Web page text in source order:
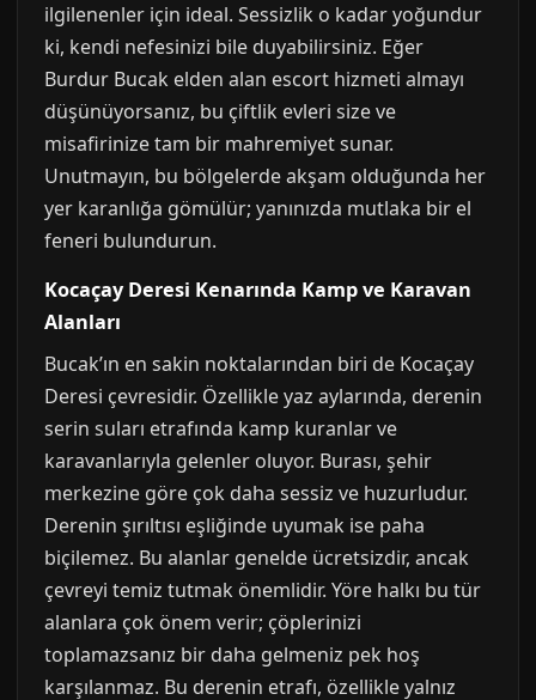
ilgilenenler için ideal. Sessizlik o kadar yoğundur
ki, kendi nefesinizi bile duyabilirsiniz. Eğer
Burdur Bucak elden alan escort hizmeti almayı
düşünüyorsanız, bu çiftlik evleri size ve
misafirinize tam bir mahremiyet sunar.
Unutmayın, bu bölgelerde akşam olduğunda her
yer karanlığa gömülür; yanınızda mutlaka bir el
feneri bulundurun.
Kocaçay Deresi Kenarında Kamp ve Karavan
Alanları
Bucak’ın en sakin noktalarından biri de Kocaçay
Deresi çevresidir. Özellikle yaz aylarında, derenin
serin suları etrafında kamp kuranlar ve
karavanlarıyla gelenler oluyor. Burası, şehir
merkezine göre çok daha sessiz ve huzurludur.
Derenin şırıltısı eşliğinde uyumak ise paha
biçilemez. Bu alanlar genelde ücretsizdir, ancak
çevreyi temiz tutmak önemlidir. Yöre halkı bu tür
alanlara çok önem verir; çöplerinizi
toplamazsanız bir daha gelmeniz pek hoş
karşılanmaz. Bu derenin etrafı, özellikle yalnız